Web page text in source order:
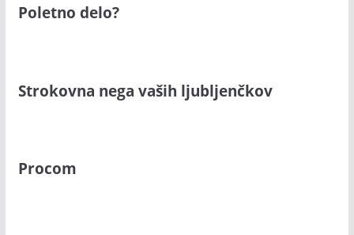
Poletno delo?
Strokovna nega vaših ljubljenčkov
Procom